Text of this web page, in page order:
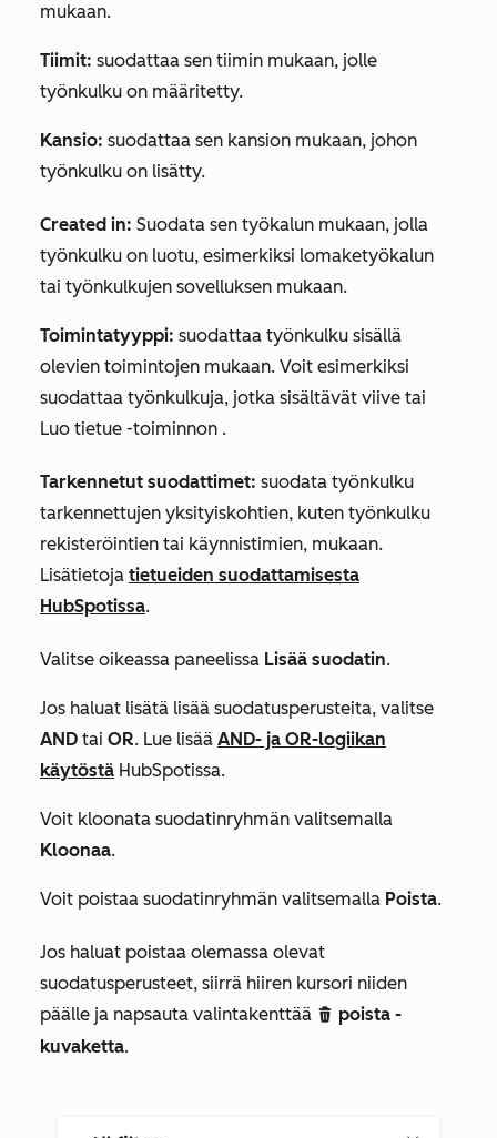
mukaan.
Tiimit: suodattaa sen tiimin mukaan, jolle
työnkulku on määritetty.
Kansio: suodattaa sen kansion mukaan, johon
työnkulku on lisätty.
Created in: Suodata sen työkalun mukaan, jolla
työnkulku on luotu, esimerkiksi lomaketyökalun
tai työnkulkujen sovelluksen mukaan.
Toimintatyyppi: suodattaa työnkulku sisällä
olevien toimintojen mukaan. Voit esimerkiksi
suodattaa työnkulkuja, jotka sisältävät viive tai
Luo tietue -toiminnon .
Tarkennetut suodattimet: suodata työnkulku
tarkennettujen yksityiskohtien, kuten työnkulku
rekisteröintien tai käynnistimien, mukaan.
Lisätietoja tietueiden suodattamisesta
HubSpotissa.
Valitse oikeassa paneelissa Lisää suodatin.
Jos haluat lisätä lisää suodatusperusteita, valitse
AND tai OR. Lue lisää AND- ja OR-logiikan
käytöstä HubSpotissa.
Voit kloonata suodatinryhmän valitsemalla
Kloonaa.
Voit poistaa suodatinryhmän valitsemalla Poista.
Jos haluat poistaa olemassa olevat
suodatusperusteet, siirrä hiiren kursori niiden
päälle ja napsauta valintakenttää delete poista -
kuvaketta.